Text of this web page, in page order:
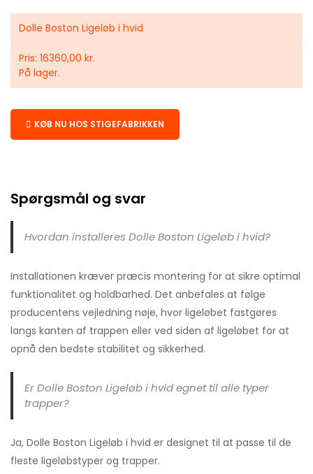
Dolle Boston Ligeløb i hvid
Pris: 16360,00 kr.
På lager.
KØB NU HOS STIGEFABRIKKEN
Spørgsmål og svar
Hvordan installeres Dolle Boston Ligeløb i hvid?
Installationen kræver præcis montering for at sikre optimal
funktionalitet og holdbarhed. Det anbefales at følge
producentens vejledning nøje, hvor ligeløbet fastgøres
langs kanten af trappen eller ved siden af ligeløbet for at
opnå den bedste stabilitet og sikkerhed.
Er Dolle Boston Ligeløb i hvid egnet til alle typer
trapper?
Ja, Dolle Boston Ligeløb i hvid er designet til at passe til de
fleste ligeløbstyper og trapper.